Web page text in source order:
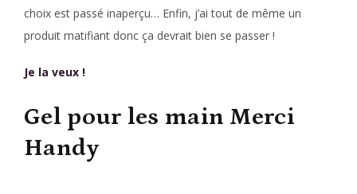
choix est passé inaperçu… Enfin, j’ai tout de même un
produit matifiant donc ça devrait bien se passer !
Je la veux !
Gel pour les main Merci
Handy